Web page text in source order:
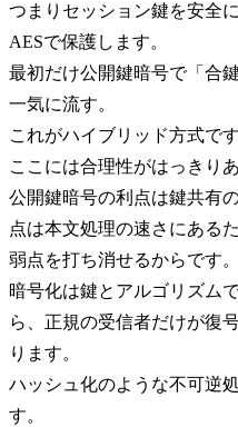
つまりセッション鍵を安全
AESで保護します。
最初だけ公開鍵暗号で「合
一気に流す。
これがハイブリッド方式です
ここには合理性がはっきりあ
公開鍵暗号の利点は鍵共有
点は本文処理の速さにある
弱点を打ち消せるからです。
暗号化は鍵とアルゴリズム
ら、正規の受信者だけが復
ります。
ハッシュ化のような不可逆
す。